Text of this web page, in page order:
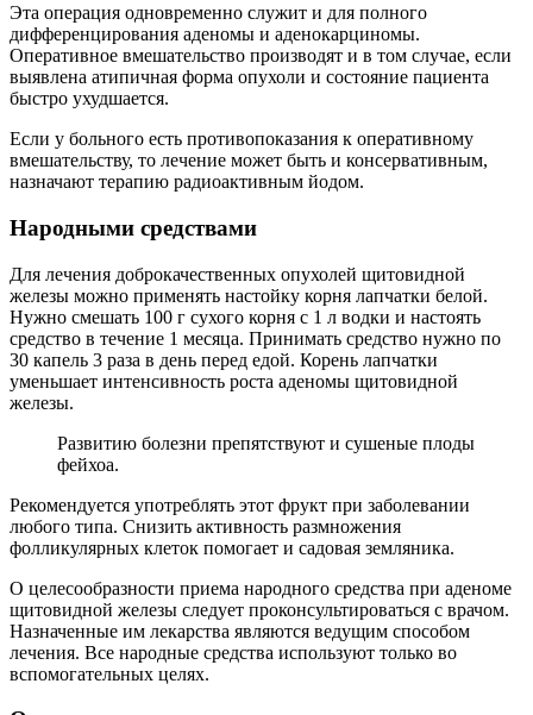
Эта операция одновременно служит и для полного
дифференцирования аденомы и аденокарциномы.
Оперативное вмешательство производят и в том случае, если
выявлена атипичная форма опухоли и состояние пациента
быстро ухудшается.
Если у больного есть противопоказания к оперативному
вмешательству, то лечение может быть и консервативным,
назначают терапию радиоактивным йодом.
Народными средствами
Для лечения доброкачественных опухолей щитовидной
железы можно применять настойку корня лапчатки белой.
Нужно смешать 100 г сухого корня с 1 л водки и настоять
средство в течение 1 месяца. Принимать средство нужно по
30 капель 3 раза в день перед едой. Корень лапчатки
уменьшает интенсивность роста аденомы щитовидной
железы.
Развитию болезни препятствуют и сушеные плоды
фейхоа.
Рекомендуется употреблять этот фрукт при заболевании
любого типа. Снизить активность размножения
фолликулярных клеток помогает и садовая земляника.
О целесообразности приема народного средства при аденоме
щитовидной железы следует проконсультироваться с врачом.
Назначенные им лекарства являются ведущим способом
лечения. Все народные средства используют только во
вспомогательных целях.